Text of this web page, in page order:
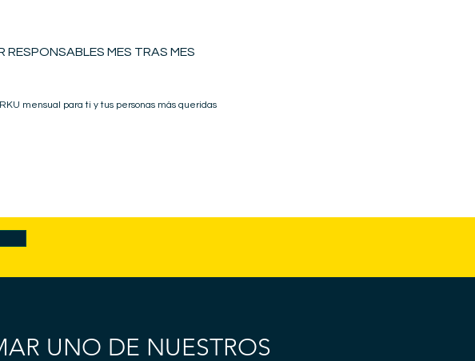
RESPONSABLES MES TRAS MES
mensual para ti y tus personas más queridas
UNO DE NUESTROS